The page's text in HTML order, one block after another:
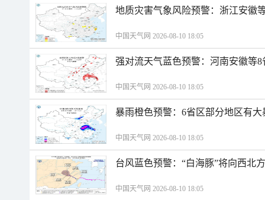
地质灾害气象风险预警：浙江安徽
中国天气网 2026-08-10 18:05
强对流天气蓝色预警：河南安徽等
中国天气网 2026-08-10 18:05
暴雨橙色预警：6省区部分地区有
中国天气网 2026-08-10 18:05
台风蓝色预警：“白海豚”将向西北
中国天气网 2026-08-10 18:05